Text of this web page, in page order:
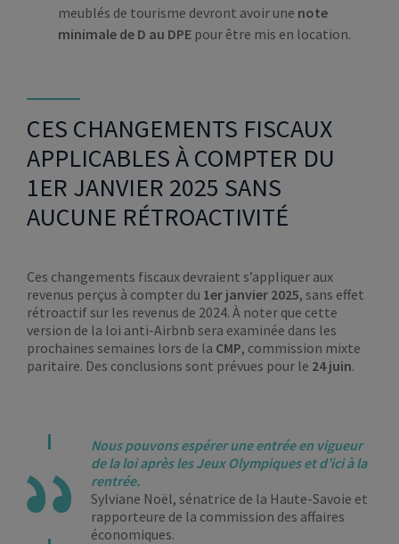
meublés de tourisme devront avoir une note
minimale de D au DPE pour être mis en location.
CES CHANGEMENTS FISCAUX
APPLICABLES À COMPTER DU
1ER JANVIER 2025 SANS
AUCUNE RÉTROACTIVITÉ
Ces changements fiscaux devraient s’appliquer aux
revenus perçus à compter du 1er janvier 2025, sans effet
rétroactif sur les revenus de 2024. À noter que cette
version de la loi anti-Airbnb sera examinée dans les
prochaines semaines lors de la CMP, commission mixte
paritaire. Des conclusions sont prévues pour le 24 juin.
Nous pouvons espérer une entrée en vigueur
de la loi après les Jeux Olympiques et d’ici à la
rentrée.
Sylviane Noël, sénatrice de la Haute-Savoie et
rapporteure de la commission des affaires
économiques.